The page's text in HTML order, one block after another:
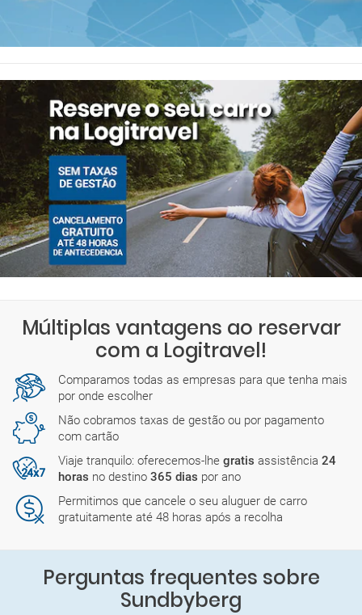
Múltiplas vantagens ao reservar
com a Logitravel!
Comparamos todas as empresas para que tenha mais
por onde escolher
Não cobramos taxas de gestão ou por pagamento
com cartão
Viaje tranquilo: oferecemos-lhe gratis assistência 24
horas no destino 365 dias por ano
Permitimos que cancele o seu aluguer de carro
gratuitamente até 48 horas após a recolha
Perguntas frequentes sobre
Sundbyberg